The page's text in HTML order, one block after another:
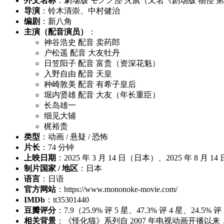
导演 ：铃木清崇、中村健治
编剧 ：新八角
主演（配音演员）
：
神谷浩史 配音 卖药郎
户松遥 配音 大友牡丹
日笠阳子 配音 富贵（资深花魁）
入野自由 配音 天皇
种崎敦美 配音 有希子皇后
堀内贤雄 配音 大友（年长重臣）
长岛雄一
细见大辅
梶裕贵
类型 ：动画 / 悬疑 / 恐怖
片长 ：74 分钟
上映日期 ：2025 年 3 月 14 日（日本）、2025 年 8 月 14
制片国家 / 地区 ：日本
语言 ：日语
官方网站：https://www.mononoke-movie.com/
IMDb ：tt35301440
豆瓣评分：7.9（25.9% 评 5 星、47.3% 评 4 星、24.5%
相关背景 ：《怪化猫》系列自 2007 年电视动画开播以